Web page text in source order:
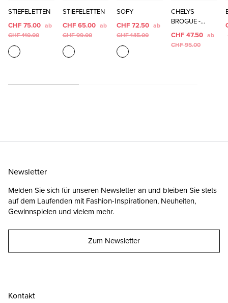
STIEFELETTEN
CHF 75.00 ab
CHF 110.00
STIEFELETTEN
CHF 65.00 ab
CHF 99.00
SOFY
CHF 72.50 ab
CHF 145.00
CHELYS
BROGUE -
STIEFELETTEN
CHF 47.50 ab
CHF 95.00
Kontakt
Newsletter
Melden Sie sich für unseren Newsletter an und bleiben Sie stets
auf dem Laufenden mit Fashion-Inspirationen, Neuheiten,
Gewinnspielen und vielem mehr.
Zum Newsletter